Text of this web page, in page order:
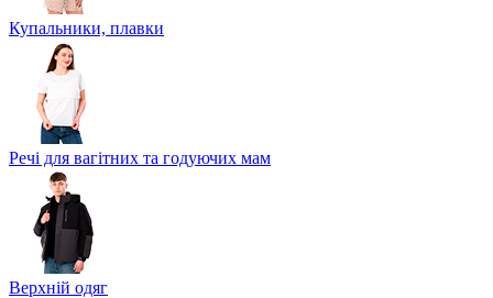
Купальники, плавки
Речі для вагітних та годуючих мам
Верхній одяг